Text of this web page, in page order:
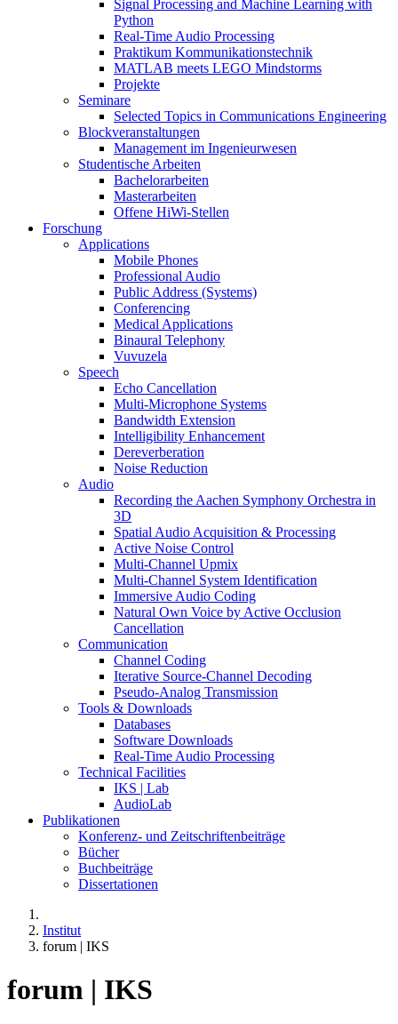
Signal Processing and Machine Learning with
Python
Real-Time Audio Processing
Praktikum Kommunikationstechnik
MATLAB meets LEGO Mindstorms
Projekte
Seminare
Selected Topics in Communications Engineering
Blockveranstaltungen
Management im Ingenieurwesen
Studentische Arbeiten
Bachelorarbeiten
Masterarbeiten
Offene HiWi-Stellen
Forschung
Applications
Mobile Phones
Professional Audio
Public Address (Systems)
Conferencing
Medical Applications
Binaural Telephony
Vuvuzela
Speech
Echo Cancellation
Multi-Microphone Systems
Bandwidth Extension
Intelligibility Enhancement
Dereverberation
Noise Reduction
Audio
Recording the Aachen Symphony Orchestra in
3D
Spatial Audio Acquisition & Processing
Active Noise Control
Multi-Channel Upmix
Multi-Channel System Identification
Immersive Audio Coding
Natural Own Voice by Active Occlusion
Cancellation
Communication
Channel Coding
Iterative Source-Channel Decoding
Pseudo-Analog Transmission
Tools & Downloads
Databases
Software Downloads
Real-Time Audio Processing
Technical Facilities
IKS | Lab
AudioLab
Publikationen
Konferenz- und Zeitschriftenbeiträge
Bücher
Buchbeiträge
Dissertationen
Institut
forum | IKS
forum | IKS